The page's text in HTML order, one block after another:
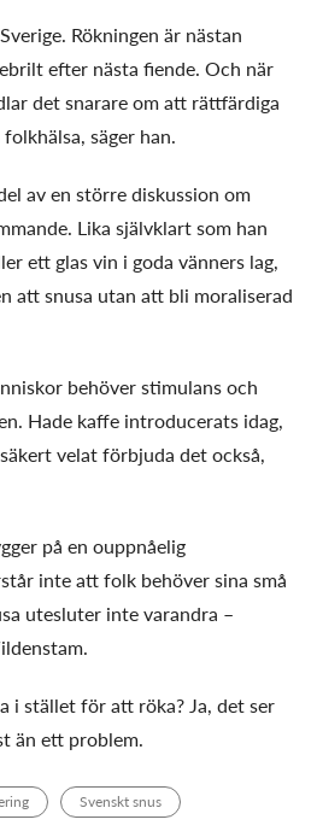
Rökningen är nästan
efter nästa fiende. Och när
det snarare om att rättfärdiga
säger han.
av en större diskussion om
Lika självklart som han
ett glas vin i goda vänners lag,
att snusa utan att bli moraliserad
behöver stimulans och
Hade kaffe introducerats idag,
velat förbjuda det också,
på en ouppnåelig
inte att folk behöver sina små
utesluter inte varandra –
i stället för att röka? Ja, det ser
än ett problem.
Svenskt snus